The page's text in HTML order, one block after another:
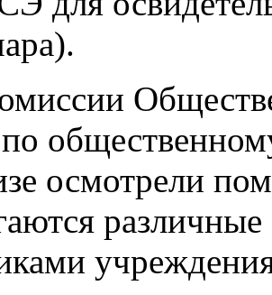
по
осмотрели